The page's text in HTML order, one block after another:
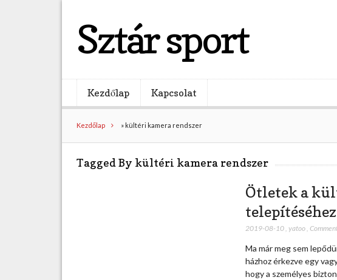
Sztár sport
Kezdőlap Kapcsolat
Kezdőlap » kültéri kamera rendszer
Tagged By kültéri kamera rendszer
Ötletek a
telepítéséhez
2019-08-10, yatoo,
Ma már meg sem
házhoz érkezve egy
hogy a személyes